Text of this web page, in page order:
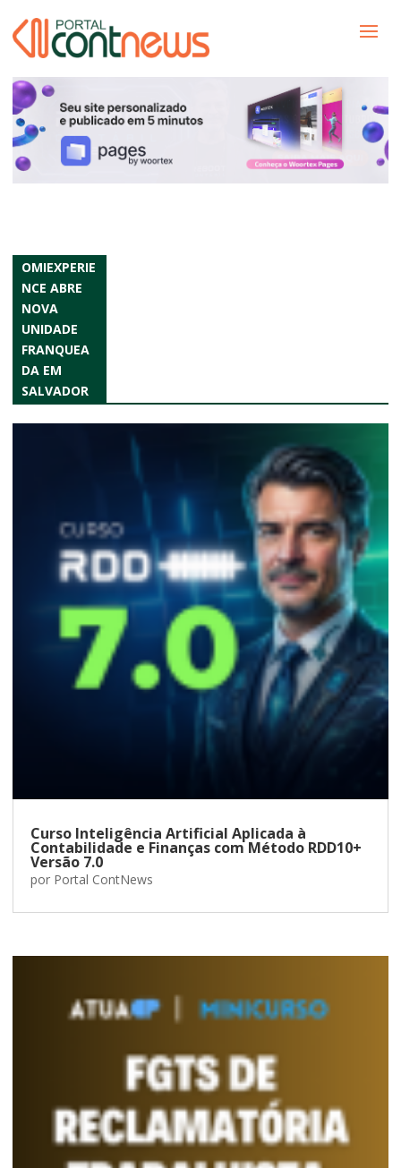
OMIEXPERIE
NCE ABRE
NOVA
UNIDADE
FRANQUEA
DA EM
SALVADOR
Curso Inteligência Artificial Aplicada à
Contabilidade e Finanças com Método RDD10+
Versão 7.0
por Portal ContNews